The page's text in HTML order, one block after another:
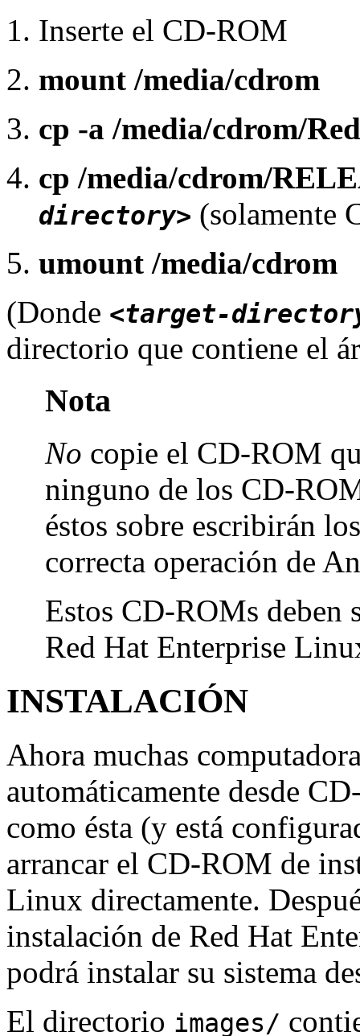
Inserte el CD-ROM
mount /media/cdrom
cp -a /media/cdrom/
cp /media/cdrom/
directory> (solamente
umount /media/cdrom
(Donde <target-
directorio que contiene el
Nota
No copie el CD-ROM
ninguno de los CD-
éstos sobre escribirán
correcta operación de
Estos CD-ROMs deben
Red Hat Enterprise
INSTALACIÓN
Ahora muchas
automáticamente desde
como ésta (y está
arrancar el CD-ROM de
Linux directamente.
instalación de Red Hat
podrá instalar su sistema
El directorio images/